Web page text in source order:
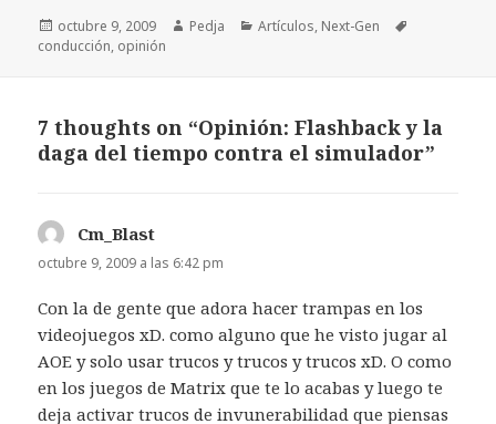
Publicado
el
octubre 9, 2009 Autor
Pedja Categorías
Artículos, Next-Gen
conducción, opinión
7 thoughts on “Opinión: Flashback y la
daga del tiempo contra el simulador”
Cm_Blast
octubre 9, 2009 a las 6:42 pm
Con la de gente que adora hacer trampas en los
videojuegos xD. como alguno que he visto jugar al
AOE y solo usar trucos y trucos y trucos xD. O como
en los juegos de Matrix que te lo acabas y luego te
deja activar trucos de invunerabilidad que piensas